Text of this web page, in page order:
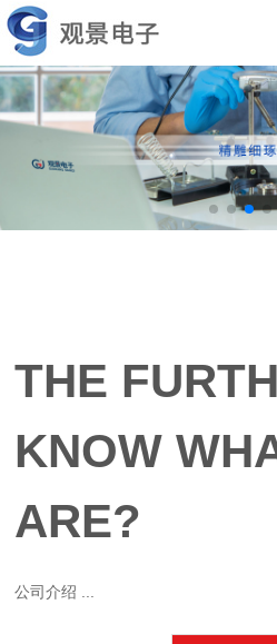
THE
KNOW
ARE?
公司介绍 ...